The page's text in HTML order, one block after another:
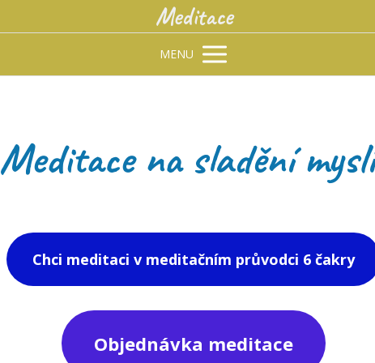
Meditace
MENU
Meditace na sladění
Chci meditaci v meditačním průvodci 6 čakry
Objednávka meditace